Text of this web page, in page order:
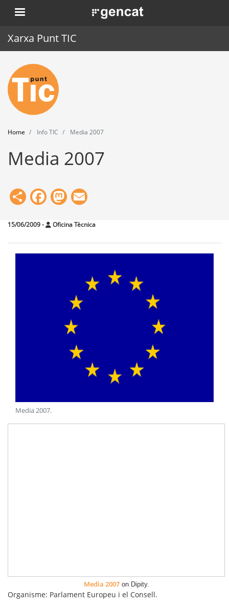
Skip
to
. Obre en una nova finestra.
Xarxa Punt TIC
Home
Punt TIC
News
Events
Training
Tools
Home Info TIC Media 2007
Media 2007
ShareFacebook
Mastodon
15/06/2009- Oficina Tècnica
Media 2007.
Media 2007on Dipity.
Organisme: Parlament Europeu i el Consell.